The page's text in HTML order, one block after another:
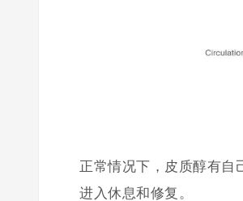
正常情况下，皮质醇有
进入休息和修复。